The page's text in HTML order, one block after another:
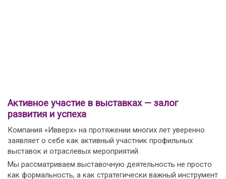
Активное участие в выставках — залог
развития и успеха
Компания «Ивверх» на протяжении многих лет уверенно
заявляет о себе как активный участник профильных
выставок и отраслевых мероприятий.
Мы рассматриваем выставочную деятельность не просто
как формальность, а как стратегически важный инструмент